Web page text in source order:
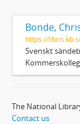
Bonde,
https://
Svenskt
The National
Contact us